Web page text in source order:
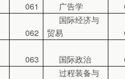
061 广告学
062
国际经济与
贸易
063 国际政治
过程装备与